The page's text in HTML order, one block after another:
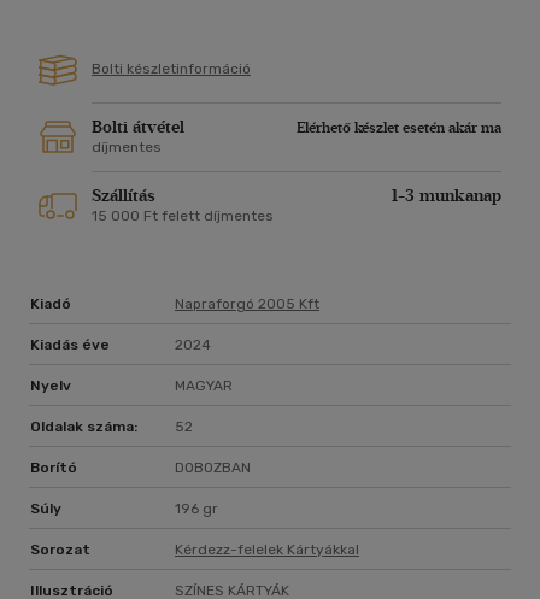
Bolti készletinformáció
Bolti átvétel
Elérhető készlet esetén akár ma
díjmentes
Szállítás 1-3 munkanap
15 000 Ft felett díjmentes
Kiadó Napraforgó 2005 Kft
Kiadás éve 2024
Nyelv MAGYAR
Oldalak száma: 52
Borító DOBOZBAN
Súly 196 gr
Sorozat Kérdezz-felelek Kártyákkal
Illusztráció SZÍNES KÁRTYÁK